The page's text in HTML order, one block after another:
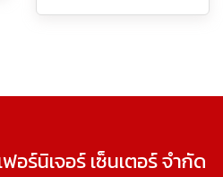
อร์นิเจอร์ เซ็นเตอร์ จำกัด